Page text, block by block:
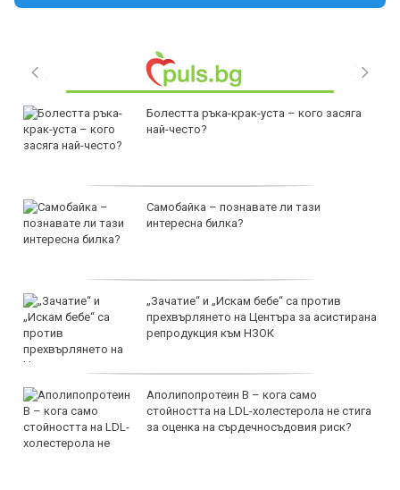
Болестта ръка-крак-уста – кого засяга
най-често?
Самобайка – познавате ли тази
интересна билка?
„Зачатие“ и „Искам бебе“ са против
прехвърлянето на Центъра за асистирана
репродукция към НЗОК
Аполипопротеин B – кога само
стойността на LDL-холестерола не стига
за оценка на сърдечносъдовия риск?